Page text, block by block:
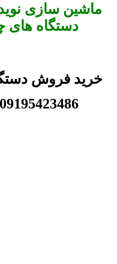
ماشین سازی نوید
دستگاه
خرید فروش
09195423486 ✔️ تعرفه استاندارد